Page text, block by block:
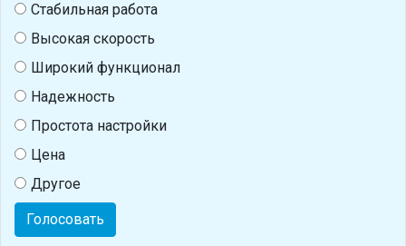
Стабильная работа
Высокая скорость
Широкий функционал
Надежность
Простота настройки
Цена
Другое
Голосовать